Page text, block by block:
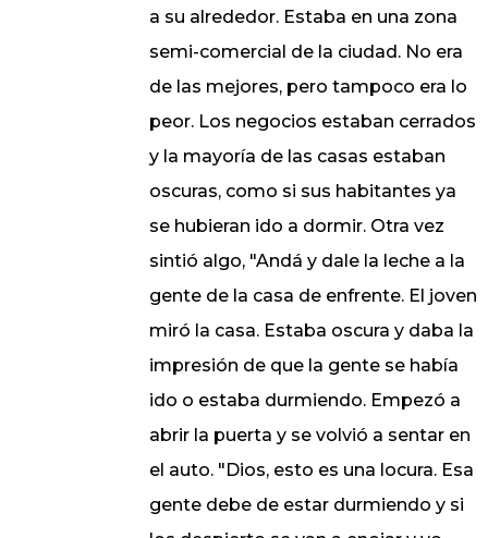
a su alrededor. Estaba en una zona
semi-comercial de la ciudad. No era
de las mejores, pero tampoco era lo
peor. Los negocios estaban cerrados
y la mayoría de las casas estaban
oscuras, como si sus habitantes ya
se hubieran ido a dormir. Otra vez
sintió algo, "Andá y dale la leche a la
gente de la casa de enfrente. El joven
miró la casa. Estaba oscura y daba la
impresión de que la gente se había
ido o estaba durmiendo. Empezó a
abrir la puerta y se volvió a sentar en
el auto. "Dios, esto es una locura. Esa
gente debe de estar durmiendo y si